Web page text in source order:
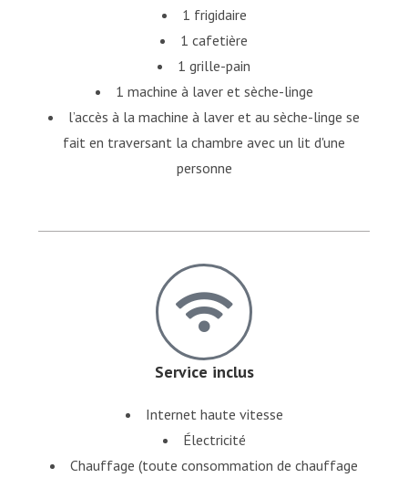
1 frigidaire
1 cafetière
1 grille-pain
1 machine à laver et sèche-linge
l’accès à la machine à laver et au sèche-linge se
fait en traversant la chambre avec un lit d'une
personne
Service inclus
Internet haute vitesse
Électricité
Chauffage (toute consommation de chauffage